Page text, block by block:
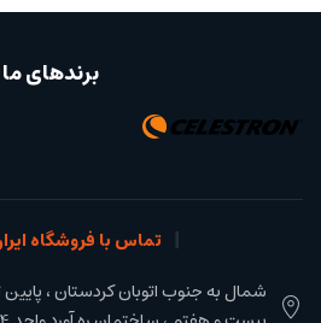
برندهای ما
تماس با فروشگاه
شمال به جنوب اتوبان کردستان ،